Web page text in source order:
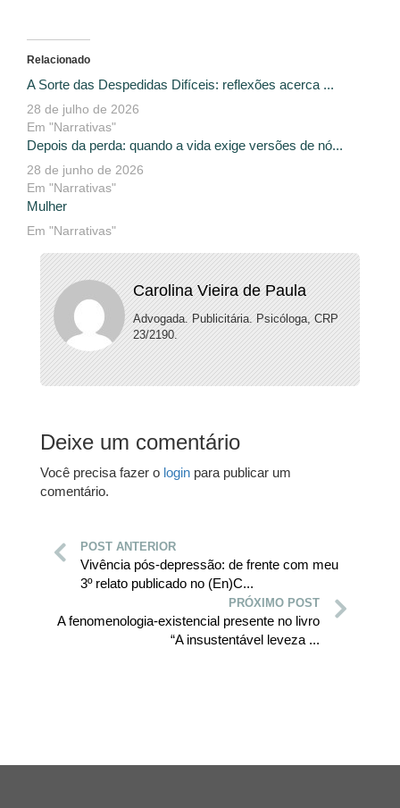
Relacionado
A Sorte das Despedidas Difíceis: reflexões acerca ...
28 de julho de 2026
Em "Narrativas"
Depois da perda: quando a vida exige versões de nó...
28 de junho de 2026
Em "Narrativas"
Mulher
Em "Narrativas"
Carolina Vieira de Paula
Advogada. Publicitária. Psicóloga, CRP
23/2190.
Deixe um comentário
Você precisa fazer o login para publicar um
comentário.
POST ANTERIOR
Vivência pós-depressão: de frente com meu
3º relato publicado no (En)C...
PRÓXIMO POST
A fenomenologia-existencial presente no livro
“A insustentável leveza ...